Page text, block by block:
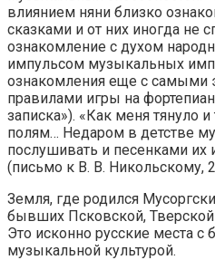
влиянием няни близко
сказками и от них иногда не
ознакомление с духом
импульсом музыкальных
ознакомления еще с самыми
правилами игры на
записка»). «Как меня тянуло
полям… Недаром в детстве
послушивать и песенками их
(письмо к В. В. Никольскому,
Земля, где родился
бывших Псковской,
Это исконно русские места с
музыкальной культурой.